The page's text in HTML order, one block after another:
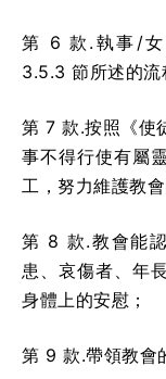
第 6 款.執事/女
3.5.3 節所述的流
第 7 款.按照《使
事不得行使有屬
工，努力維護教
第 8 款.教會能
患、哀傷者、年
身體上的安慰；
第 9 款.帶領教會